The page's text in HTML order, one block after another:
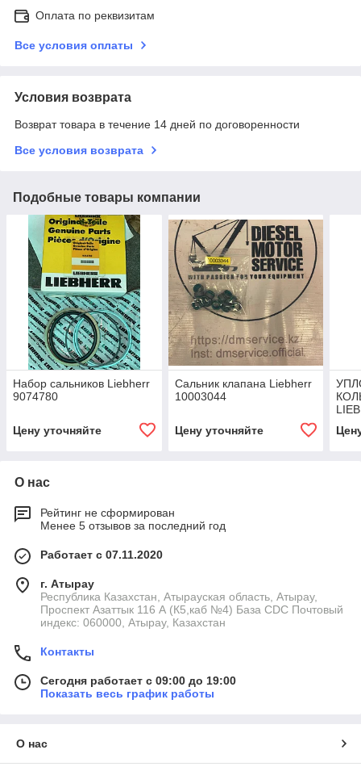
Оплата по реквизитам
Все условия оплаты
Условия возврата
Возврат товара в течение 14 дней по договоренности
Все условия возврата
Подобные товары компании
Набор сальников Liebherr
9074780
Цену уточняйте
Сальник клапана Liebherr
10003044
Цену уточняйте
О нас
Рейтинг не сформирован
Менее 5 отзывов за последний год
Работает с 07.11.2020
г. Атырау
Республика Казахстан, Атырауская область, Атырау,
Проспект Азаттык 116 А (К5,каб №4) База CDC Почтовый
индекс: 060000, Атырау, Казахстан
Контакты
Сегодня работает с 09:00 до 19:00
Показать весь график работы
О нас